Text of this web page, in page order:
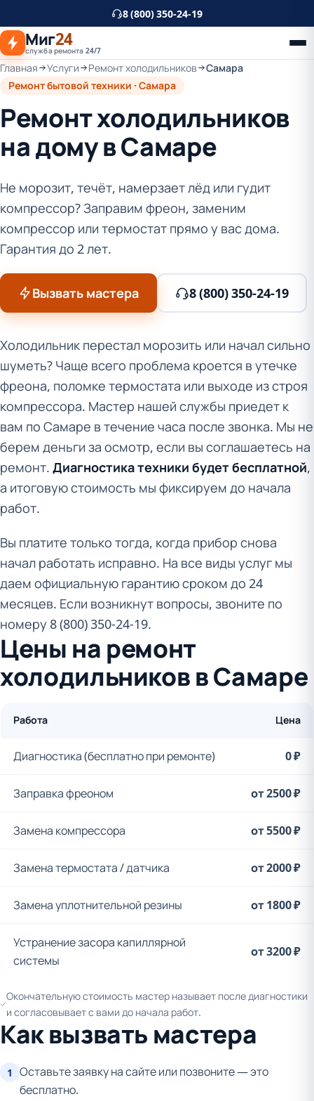
основному
контенту
8 (800) 350-24-19
Миг24
служба ремонта 24/7
Главная Услуги Ремонт холодильников
Самара
Ремонт бытовой техники · Самара
Ремонт холодильников
на дому в Самаре
Не морозит, течёт, намерзает лёд или гудит
компрессор? Заправим фреон, заменим
компрессор или термостат прямо у вас дома.
Гарантия до 2 лет.
Вызвать мастера 8 (800) 350-24-19
Холодильник перестал морозить или начал сильно
шуметь? Чаще всего проблема кроется в утечке
фреона, поломке термостата или выходе из строя
компрессора. Мастер нашей службы приедет к
вам по Самаре в течение часа после звонка. Мы не
берем деньги за осмотр, если вы соглашаетесь на
ремонт. Диагностика техники будет бесплатной,
а итоговую стоимость мы фиксируем до начала
работ.
Вы платите только тогда, когда прибор снова
начал работать исправно. На все виды услуг мы
даем официальную гарантию сроком до 24
месяцев. Если возникнут вопросы, звоните по
номеру 8 (800) 350-24-19.
Цены на ремонт
холодильников в Самаре
Работа Цена
Диагностика (бесплатно при ремонте) 0 ₽
Заправка фреоном от 2500 ₽
Замена компрессора от 5500 ₽
Замена термостата / датчика от 2000 ₽
Замена уплотнительной резины от 1800 ₽
Устранение засора капиллярной
системы
от 3200 ₽
Окончательную стоимость мастер называет после диагностики
и согласовывает с вами до начала работ.
Как вызвать мастера
1
Оставьте заявку на сайте или позвоните — это
бесплатно.